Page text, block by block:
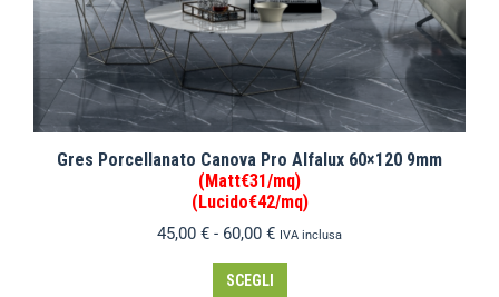
Gres Porcellanato Canova Pro Alfalux 60×120 9mm
(Matt€31/mq)
(Lucido€42/mq)
45,00 € - 60,00 € IVA inclusa
SCEGLI